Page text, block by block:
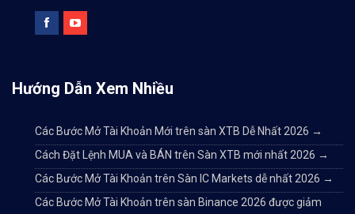
Hướng Dẫn Xem Nhiều
Các Bước Mở Tài Khoản Mới trên sàn XTB Dễ Nhất 2026 →
Cách Đặt Lệnh MUA và BÁN trên Sàn XTB mới nhất 2026 →
Các Bước Mở Tài Khoản trên Sàn IC Markets dễ nhất 2026 →
Các Bước Mở Tài Khoản trên sàn Binance 2026 được giảm